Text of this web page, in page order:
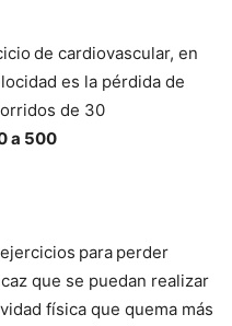
de cardiovascular, en
es la pérdida de
de 30
a 500
para perder
que se puedan realizar
física que quema más